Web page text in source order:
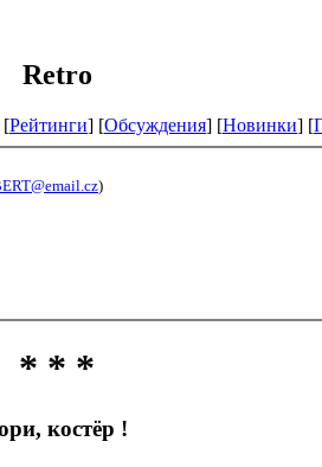
Retro
[Рейтинги] [Обсуждения] [Новинки] [
)
* * *
костёр !